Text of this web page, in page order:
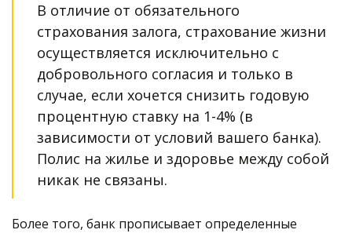
В отличие от обязательного
страхования залога, страхование жизни
осуществляется исключительно с
добровольного согласия и только в
случае, если хочется снизить годовую
процентную ставку на 1-4% (в
зависимости от условий вашего банка).
Полис на жилье и здоровье между собой
никак не связаны.
Более того, банк прописывает определенные